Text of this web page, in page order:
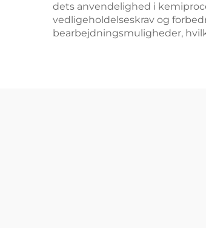
dets anvendelighed i
vedligeholdelseskrav og
bearbejdningsmuligheder,